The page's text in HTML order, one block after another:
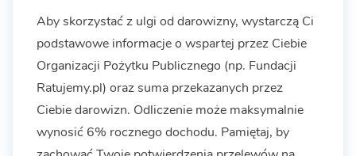
Aby skorzystać z ulgi od darowizny, wystarczą Ci
podstawowe informacje o wspartej przez Ciebie
Organizacji Pożytku Publicznego (np. Fundacji
Ratujemy.pl) oraz suma przekazanych przez
Ciebie darowizn. Odliczenie może maksymalnie
wynosić 6% rocznego dochodu. Pamiętaj, by